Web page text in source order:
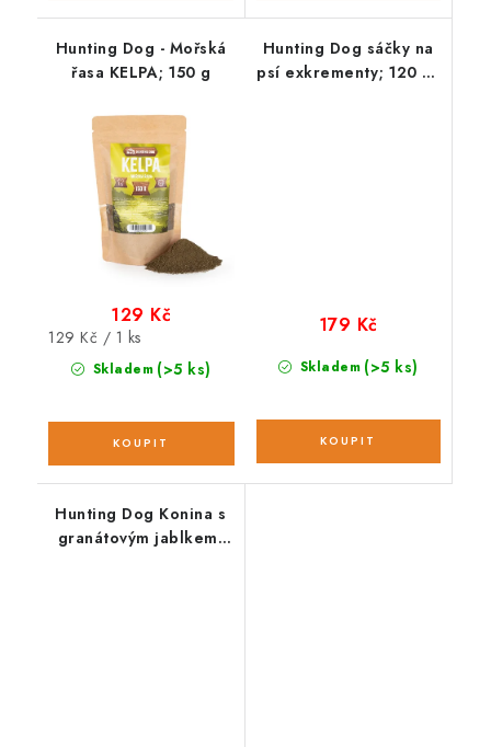
Hunting Dog - Mořská
řasa KELPA; 150 g
Skladem (>5 ks)
129 Kč
Měrná
cena:
129 Kč / 1 ks
Hunting Dog sáčky na
psí exkrementy; 120 ks
Skladem (>5 ks)
179 Kč
Hunting Dog Konina s
granátovým jablkem;